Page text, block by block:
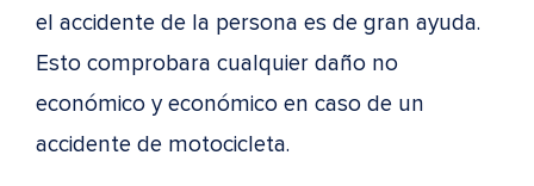
el accidente de la persona es de gran ayuda.
Esto comprobara cualquier daño no
económico y económico en caso de un
accidente de motocicleta.